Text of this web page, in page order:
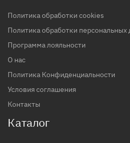
Политика обработки cookies
Политика обработки персональных
Программа лояльности
О нас
Политика Конфиденциальности
Условия соглашения
Контакты
Каталог